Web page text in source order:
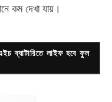
কম দেখা যায়।
ব্যাটারিতে লাইফ হবে ফুল